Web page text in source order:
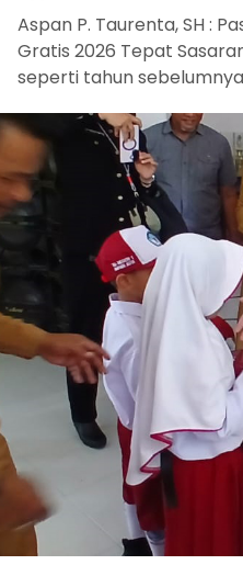
Aspan P. Taurenta, SH :
Gratis 2026 Tepat
seperti tahun sebelumnya